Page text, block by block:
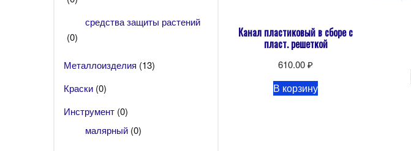
средства защиты растений
(0)
Металлоизделия (13)
Краски (0)
Инструмент (0)
малярный (0)
Канал пластиковый в сборе с
пласт. решеткой
610.00₽
В корзину